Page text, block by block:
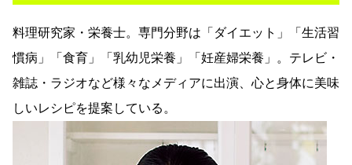
料理研究家・栄養士。専門分野は「ダイエット」「生活習
慣病」「食育」「乳幼児栄養」「妊産婦栄養」。テレビ・
雑誌・ラジオなど様々なメディアに出演、心と身体に美味
しいレシピを提案している。